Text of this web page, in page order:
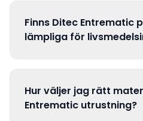
Finns Ditec Entrematic
lämpliga för
Hur väljer jag rätt
Entrematic utrustning?